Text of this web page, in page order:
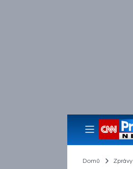
Domů Zprávy